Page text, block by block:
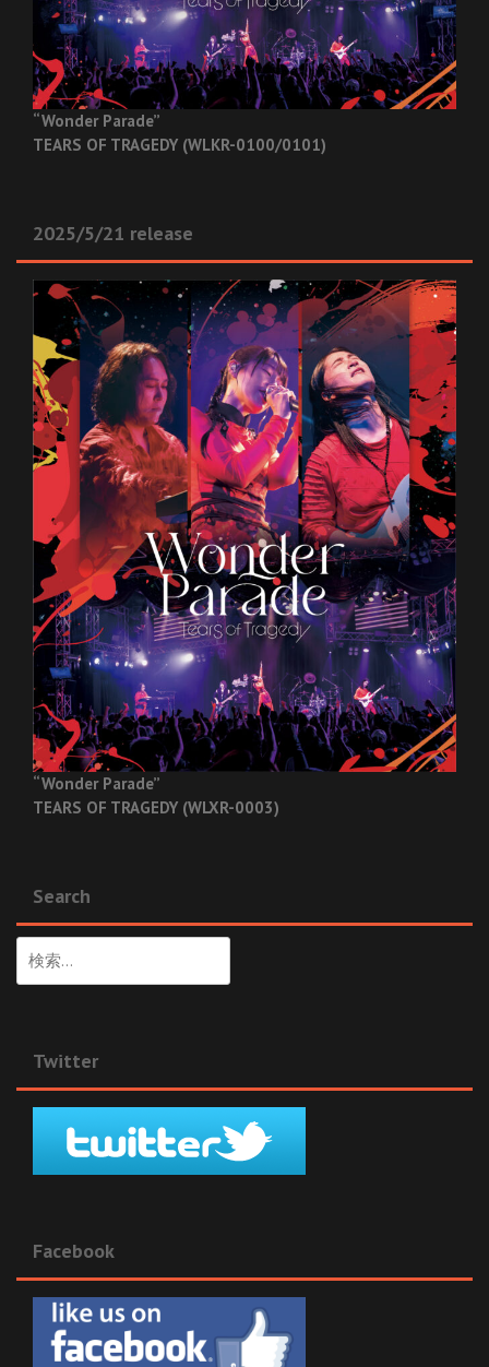
“Wonder Parade”
TEARS OF TRAGEDY (WLKR-0100/0101)
2025/5/21 release
“Wonder Parade”
TEARS OF TRAGEDY (WLXR-0003)
Search
索:
Twitter
Facebook